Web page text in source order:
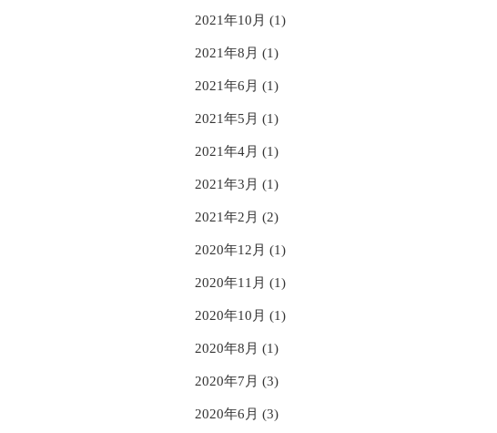
2021年10月 (1)
2021年8月 (1)
2021年6月 (1)
2021年5月 (1)
2021年4月 (1)
2021年3月 (1)
2021年2月 (2)
2020年12月 (1)
2020年11月 (1)
2020年10月 (1)
2020年8月 (1)
2020年7月 (3)
2020年6月 (3)